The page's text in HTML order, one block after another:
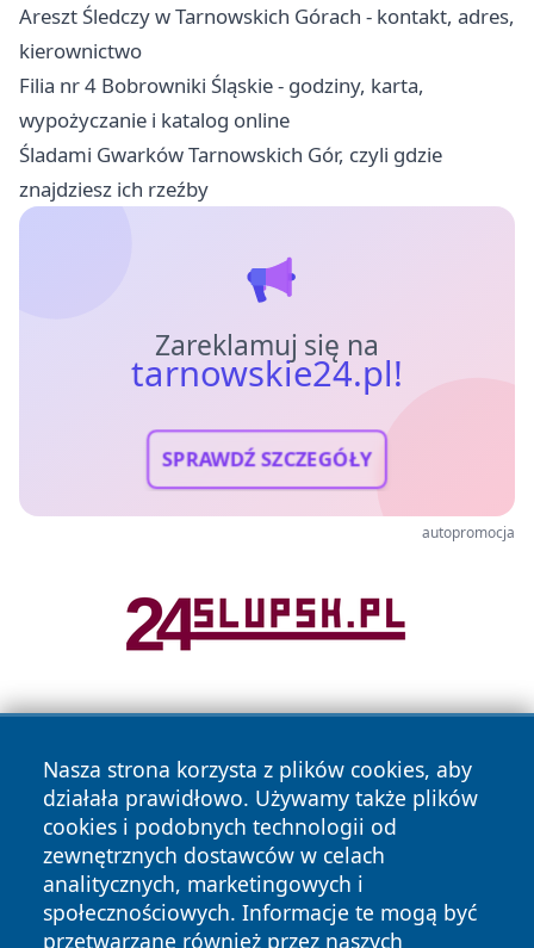
Areszt Śledczy w Tarnowskich Górach - kontakt, adres,
kierownictwo
Filia nr 4 Bobrowniki Śląskie - godziny, karta,
wypożyczanie i katalog online
Śladami Gwarków Tarnowskich Gór, czyli gdzie
znajdziesz ich rzeźby
Zareklamuj się na
tarnowskie24.pl!
SPRAWDŹ SZCZEGÓŁY
autopromocja
Nasza strona korzysta z plików cookies, aby
działała prawidłowo. Używamy także plików
cookies i podobnych technologii od
zewnętrznych dostawców w celach
analitycznych, marketingowych i
społecznościowych. Informacje te mogą być
przetwarzane również przez naszych
Copyright © 2026 tarnowskie24.pl Wszystkie prawa
zastrzeżone.